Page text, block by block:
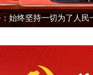
始终坚持一切为了人